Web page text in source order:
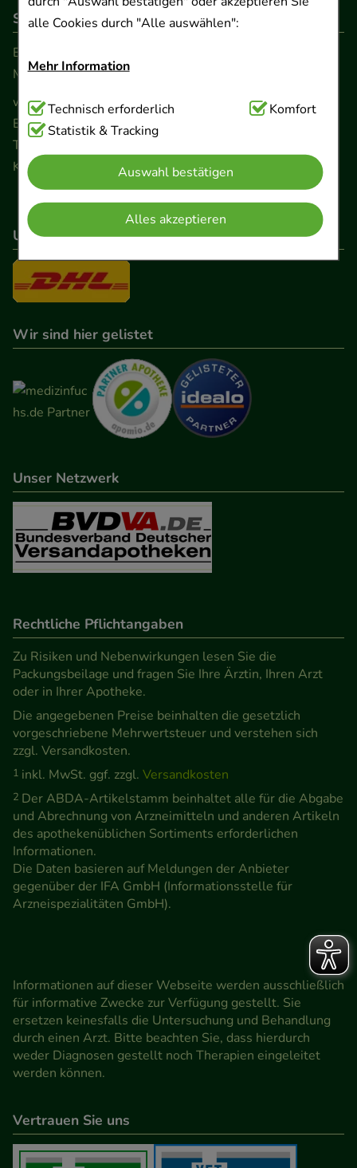
alle Cookies durch "Alle auswählen":
Mehr Information
Technisch Notwendig:Hierbei handelt es sich um
Cookies, die für die Grundfunktionen unserer
Website notwendig sind (z.B. Navigation,
Warenkorb, Kundenkonto), weshalb auf diese nicht
verzichtet werden kann.
Komfort:Diese Cookies werden genutzt um das
Einkaufserlebnis noch ansprechender zu gestalten,
beispielsweise für die Wiedererkennung des
Besuchers oder unsere Seite an bevorzugte
Verhaltensweisen (z.B. Spracheinstellung)
anzupassen. Komfort-Cookies ermöglichen es uns
auch auf Ihre Bedürfnisse zugeschrittene Inhalte
anzuzeigen und unser Partnerprogramm zu
betreiben.
Informationen über die Art und Weise der Nutzung
unserer Website sammeln, mit deren Hilfe wir
unsere Website weiter für Sie optimieren können,
den Inhalt auf unserer Website aber auch die
Werbung auf Drittseiten möglichst relevant für Sie
Medien übertragen werden.
Technisch erforderlich
Komfort
Statistik & Tracking
Auswahl bestätigen
Alles akzeptieren
So erreichen Sie uns
Beratung und Kundenservice:
Montag - Freitag von 9.00 bis 17.00 Uhr
www.ApoSalis.de
· E-Mail:info@ApoSalis.de
Ernst-August-Platz 2 · 30159 Hannover
Telefon 0511 89 71 80 0 · Fax 0511 89 71 80 11
Kontaktformular
Unser Versanddienstleister
Wir sind hier gelistet
Unser Netzwerk
Rechtliche Pflichtangaben
Zu Risiken und Nebenwirkungen lesen Sie die
Packungsbeilage und fragen Sie Ihre Ärztin, Ihren Arzt
oder in Ihrer Apotheke.
Die angegebenen Preise beinhalten die gesetzlich
vorgeschriebene Mehrwertsteuer und verstehen sich
zzgl. Versandkosten.
1 inkl. MwSt. ggf. zzgl. Versandkosten
2 Der ABDA-Artikelstamm beinhaltet alle für die Abgabe
und Abrechnung von Arzneimitteln und anderen Artikeln
des apothekenüblichen Sortiments erforderlichen
Informationen.
Die Daten basieren auf Meldungen der Anbieter
gegenüber der IFA GmbH (Informationsstelle für
Arzneispezialitäten GmbH).
Informationen auf dieser Webseite werden ausschließlich
für informative Zwecke zur Verfügung gestellt. Sie
ersetzen keinesfalls die Untersuchung und Behandlung
durch einen Arzt. Bitte beachten Sie, dass hierdurch
weder Diagnosen gestellt noch Therapien eingeleitet
werden können.
Vertrauen Sie uns